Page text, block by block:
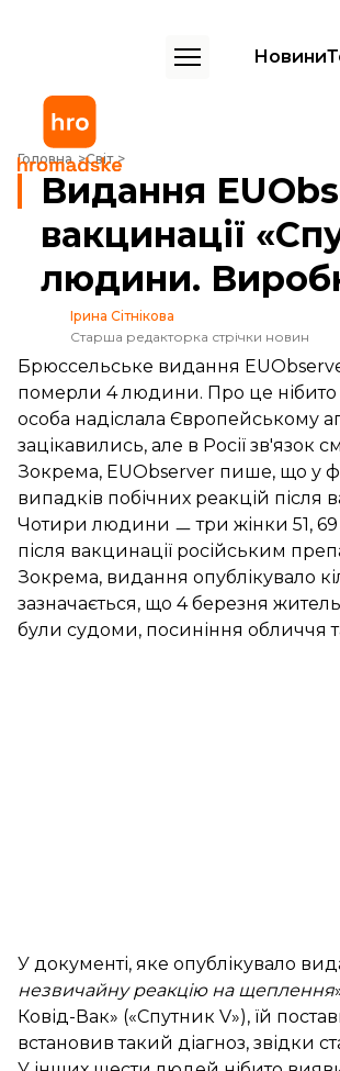
Новини
Головна Світ
Видання EUObserver заявило, що після
Видання
вакцинації
людини.
Ірина Сітнікова
Старша редакторка стрічки новин
Брюссельське видання
померли 4 людини. Про це нібито
особа надіслала Європейському
зацікавились, але в Росії зв'язок
Зокрема, EUObserver пише, що у
випадків побічних реакцій після
Чотири людини ㅡ три жінки 51, 69
після вакцинації російським
Зокрема, видання опублікувало
зазначається, що 4 березня
були судоми, посиніння обличчя
У документі, яке опублікувало
незвичайну реакцію на щеплення
Ковід-Вак» («Спутник V»), їй
встановив такий діагноз, звідки